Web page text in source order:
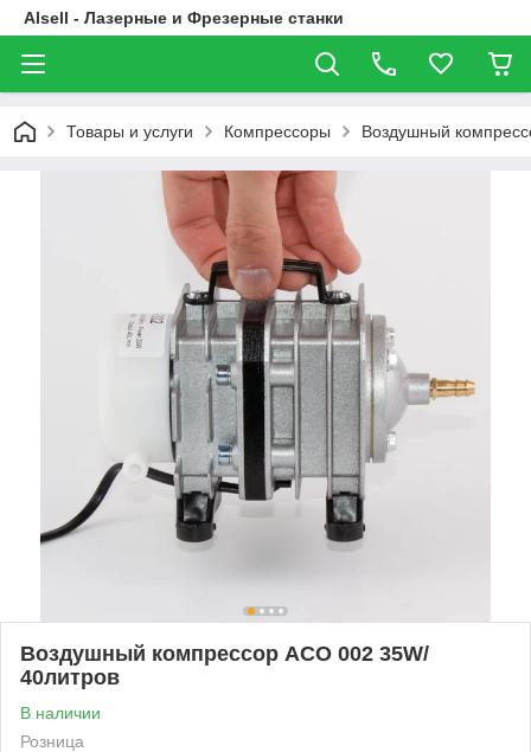
Alsell - Лазерные и Фрезерные станки
Товары и услуги Компрессоры Воздушный
Воздушный компрессор ACO 002 35W/
40литров
В наличии
Розница